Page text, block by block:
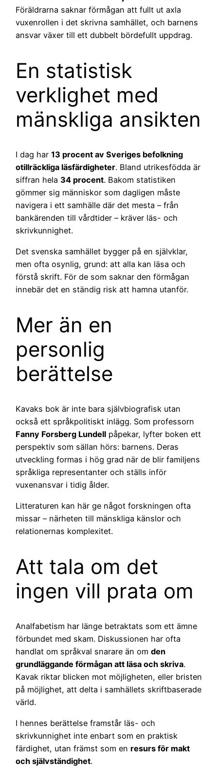
Föräldrarna saknar förmågan att fullt ut axla
vuxenrollen i det skrivna samhället, och barnens
ansvar växer till ett dubbelt bördefullt uppdrag.
En statistisk
verklighet med
mänskliga ansikten
I dag har 13 procent av Sveriges befolkning
otillräckliga läsfärdigheter. Bland utrikesfödda är
siffran hela 34 procent. Bakom statistiken
gömmer sig människor som dagligen måste
navigera i ett samhälle där det mesta – från
bankärenden till vårdtider – kräver läs- och
skrivkunnighet.
Det svenska samhället bygger på en självklar,
men ofta osynlig, grund: att alla kan läsa och
förstå skrift. För de som saknar den förmågan
innebär det en ständig risk att hamna utanför.
Mer än en
personlig
berättelse
Kavaks bok är inte bara självbiografisk utan
också ett språkpolitiskt inlägg. Som professorn
Fanny Forsberg Lundell påpekar, lyfter boken ett
perspektiv som sällan hörs: barnens. Deras
utveckling formas i hög grad när de blir familjens
språkliga representanter och ställs inför
vuxenansvar i tidig ålder.
Litteraturen kan här ge något forskningen ofta
missar – närheten till mänskliga känslor och
relationernas komplexitet.
Att tala om det
ingen vill prata om
Analfabetism har länge betraktats som ett ämne
förbundet med skam. Diskussionen har ofta
handlat om språkval snarare än om den
grundläggande förmågan att läsa och skriva.
Kavak riktar blicken mot möjligheten, eller bristen
på möjlighet, att delta i samhällets skriftbaserade
värld.
I hennes berättelse framstår läs- och
skrivkunnighet inte enbart som en praktisk
färdighet, utan främst som en resurs för makt
och självständighet.